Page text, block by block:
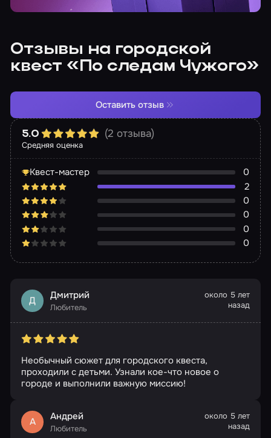
Отзывы на городской
квест «По следам Чужого»
Средняя оценка
5.0 (2 отзыва)
Квест-мастер
0
2
0
0
0
0
Оставить отзыв
Д Дмитрий
Любитель
около 5 лет
назад
Необычный сюжет для городского квеста,
проходили с детьми. Узнали кое-что новое о
городе и выполнили важную миссию!
А Андрей
Любитель
около 5 лет
назад